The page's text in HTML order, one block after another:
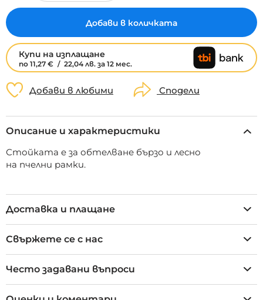
Добави в количката
Купи на изплащане
по 11,27 € / 22,04 лв. за 12 мес.
Добави в любими Сподели
Описание и характеристики
Стойката e за обтелване бързо и лесно
на пчелни рамки.
Доставка и плащане
Свържете се с нас
Често задавани въпроси